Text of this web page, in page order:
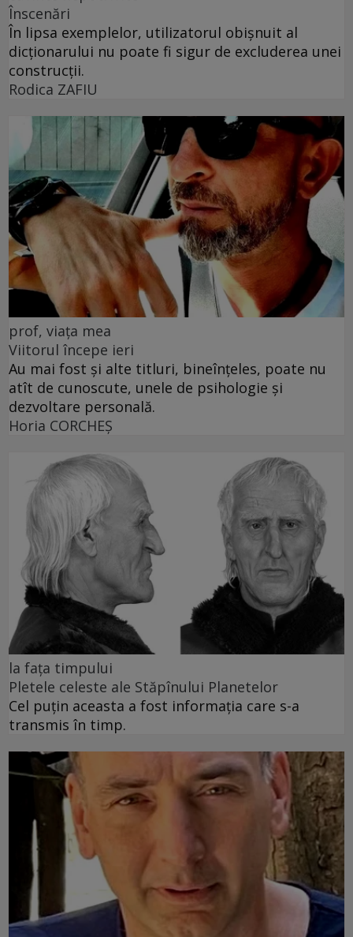
Înscenări
În lipsa exemplelor, utilizatorul obișnuit al
dicționarului nu poate fi sigur de excluderea unei
construcții.
Rodica ZAFIU
prof, viața mea
Viitorul începe ieri
Au mai fost și alte titluri, bineînțeles, poate nu
atît de cunoscute, unele de psihologie și
dezvoltare personală.
Horia CORCHEŞ
la fața timpului
Pletele celeste ale Stăpînului Planetelor
Cel puţin aceasta a fost informaţia care s-a
transmis în timp.